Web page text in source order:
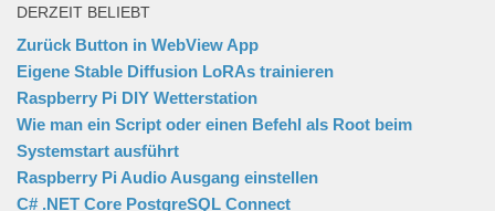
DERZEIT BELIEBT
Zurück Button in WebView App
Eigene Stable Diffusion LoRAs trainieren
Raspberry Pi DIY Wetterstation
Wie man ein Script oder einen Befehl als Root beim
Systemstart ausführt
Raspberry Pi Audio Ausgang einstellen
C# .NET Core PostgreSQL Connect